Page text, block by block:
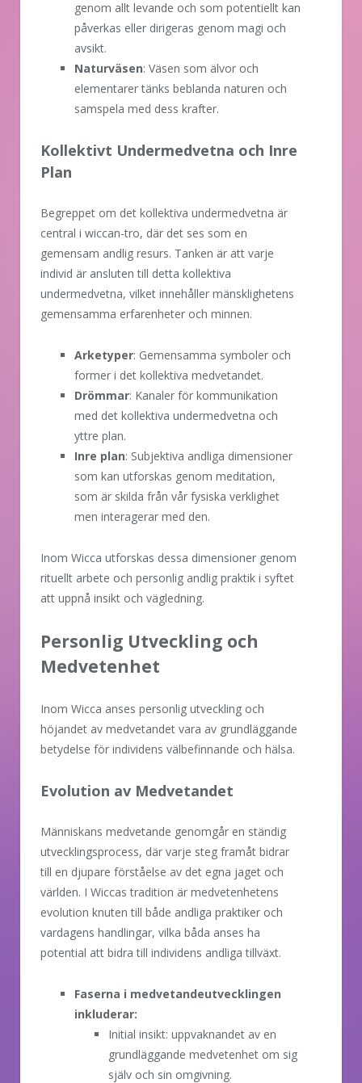
genom allt levande och som potentiellt kan
påverkas eller dirigeras genom magi och
avsikt.
Naturväsen: Väsen som älvor och
elementarer tänks beblanda naturen och
samspela med dess krafter.
Kollektivt Undermedvetna och Inre
Plan
Begreppet om det kollektiva undermedvetna är
central i wiccan-tro, där det ses som en
gemensam andlig resurs. Tanken är att varje
individ är ansluten till detta kollektiva
undermedvetna, vilket innehåller mänsklighetens
gemensamma erfarenheter och minnen.
Arketyper: Gemensamma symboler och
former i det kollektiva medvetandet.
Drömmar: Kanaler för kommunikation
med det kollektiva undermedvetna och
yttre plan.
Inre plan: Subjektiva andliga dimensioner
som kan utforskas genom meditation,
som är skilda från vår fysiska verklighet
men interagerar med den.
Inom Wicca utforskas dessa dimensioner genom
rituellt arbete och personlig andlig praktik i syftet
att uppnå insikt och vägledning.
Personlig Utveckling och
Medvetenhet
Inom Wicca anses personlig utveckling och
höjandet av medvetandet vara av grundläggande
betydelse för individens välbefinnande och hälsa.
Evolution av Medvetandet
Människans medvetande genomgår en ständig
utvecklingsprocess, där varje steg framåt bidrar
till en djupare förståelse av det egna jaget och
världen. I Wiccas tradition är medvetenhetens
evolution knuten till både andliga praktiker och
vardagens handlingar, vilka båda anses ha
potential att bidra till individens andliga tillväxt.
Faserna i medvetandeutvecklingen
inkluderar:
Initial insikt: uppvaknandet av en
grundläggande medvetenhet om sig
själv och sin omgivning.